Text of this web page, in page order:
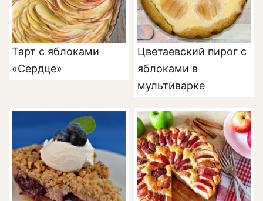
Тарт с яблоками
«Сердце»
Цветаевский пирог с
яблоками в
мультиварке